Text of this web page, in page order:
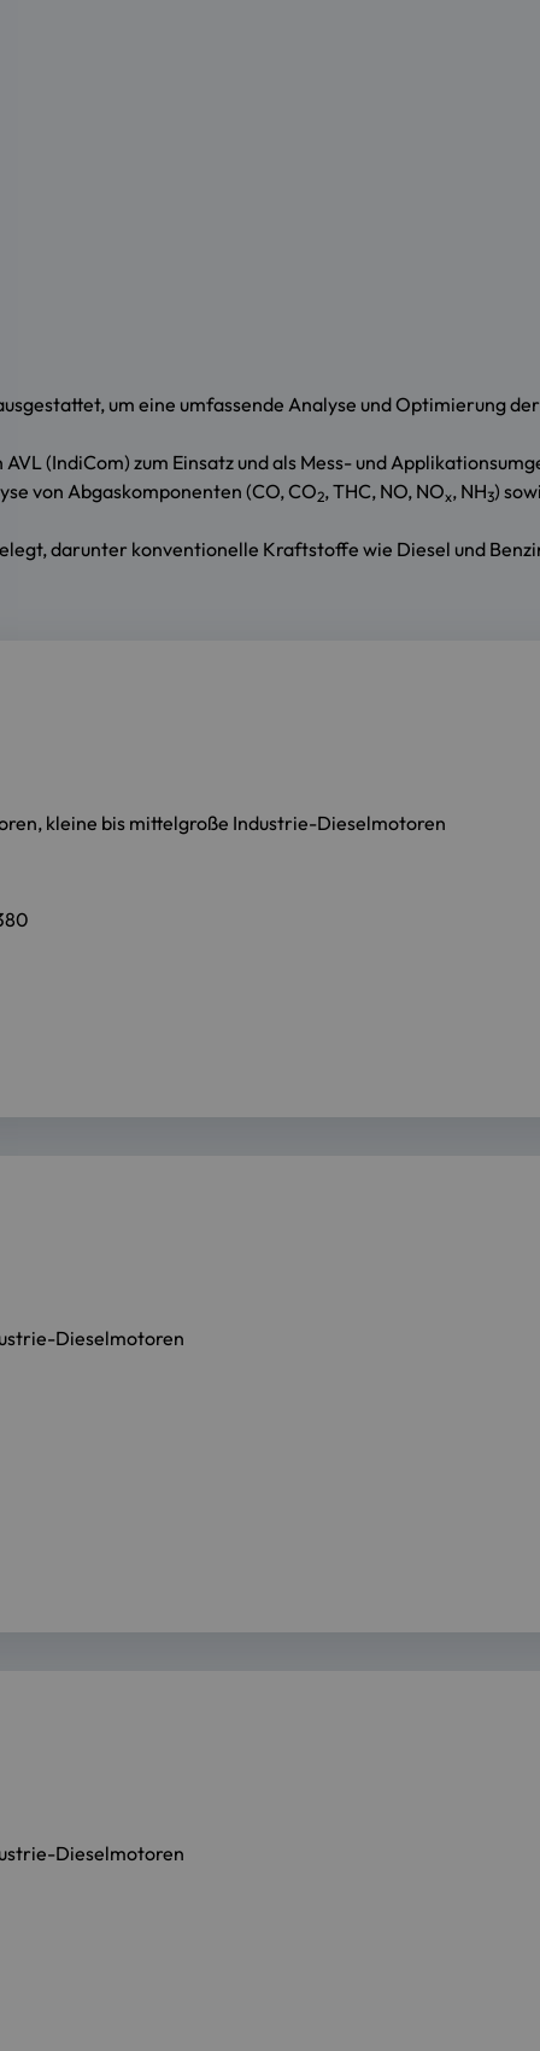
um eine umfassende Analyse und Optimierung
(IndiCom) zum Einsatz und als Mess- und
von Abgaskomponenten (CO, CO2, THC, NO, NOx, NH3)
darunter konventionelle Kraftstoffe wie Diesel und
kleine bis mittelgroße Industrie-Dieselmotoren
Dieselmotoren
Dieselmotoren